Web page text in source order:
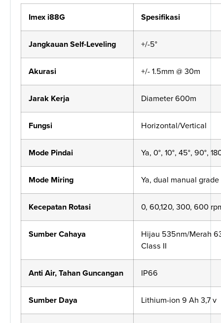
Imex i88G Spesifikasi
JangkauanSelf-Leveling +/-5°
Akurasi +/- 1.5mm @ 30m
Jarak Kerja Diameter 600m
Fungsi Horizontal/Vertical
Mode Pindai Ya, 0°, 10°, 45°, 90°,
Mode Miring Ya, dual manual grade
Kecepatan Rotasi 0, 60,120, 300, 600
SumberCahaya
Hijau 535nm/Merah
Class II
Anti Air,TahanGuncangan IP66
Sumber Daya Lithium-ion 9 Ah 3,7 v